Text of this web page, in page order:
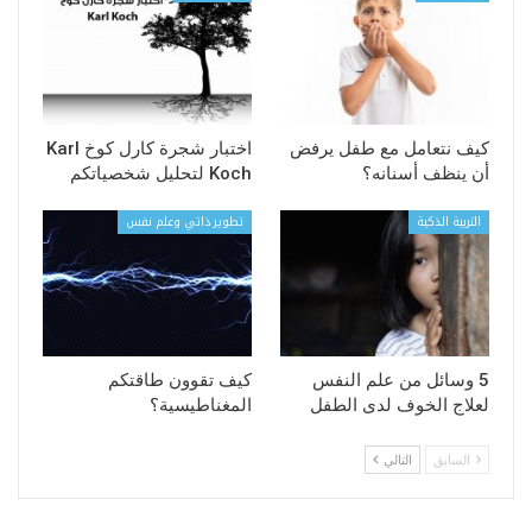
كيف نتعامل مع طفل يرفض
أن ينظف أسنانه؟
اختبار شجرة كارل كوخ Karl
Koch لتحليل شخصياتكم
التربية الذكية
5 وسائل من علم النفس
لعلاج الخوف لدى الطفل
تطوير ذاتي وعلم نفس
كيف تقوون طاقتكم
المغناطيسية؟
السابق التالي